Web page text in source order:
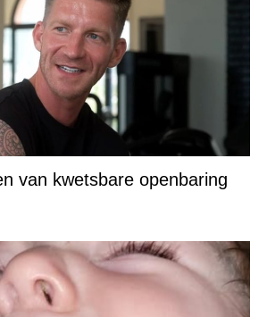
van kwetsbare openbaring